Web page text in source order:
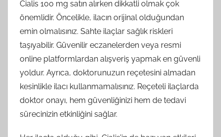
Cialis 100 mg satın alırken dikkatli olmak çok
önemlidir. Öncelikle, ilacın orijinal olduğundan
emin olmalısınız. Sahte ilaçlar sağlık riskleri
taşıyabilir. Güvenilir eczanelerden veya resmi
online platformlardan alışveriş yapmak en güvenli
yoldur. Ayrıca, doktorunuzun reçetesini almadan
kesinlikle ilacı kullanmamalısınız. Reçeteli ilaçlarda
doktor onayı, hem güvenliğinizi hem de tedavi
sürecinizin etkinliğini sağlar.